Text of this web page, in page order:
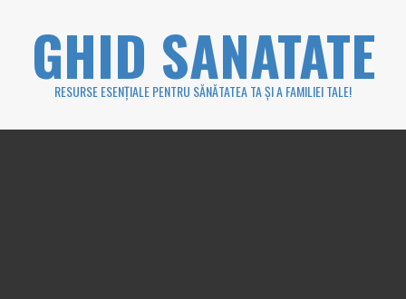
GHID SANATATE
RESURSE ESENȚIALE PENTRU SĂNĂTATEA TA ȘI A FAMILIEI TALE!